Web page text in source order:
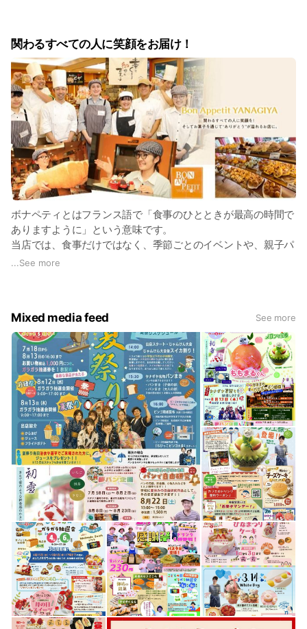
関わるすべての人に笑顔をお届け！
ボナペティとはフランス語で「食事のひとときが最高の時間で
ありますように」という意味です。
当店では、食事だけではなく、季節ごとのイベントや、親子パ
ン教室などの体験型イベントも行っており、「日本一楽しい！
...See more
Mixed media feed See more